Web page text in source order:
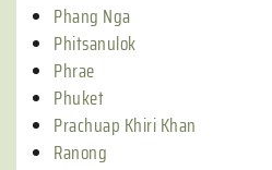
Phang Nga
Phitsanulok
Phrae
Phuket
Prachuap Khiri Khan
Ranong